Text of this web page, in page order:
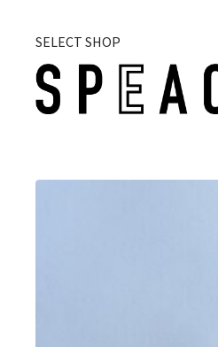
SELECT SHOP